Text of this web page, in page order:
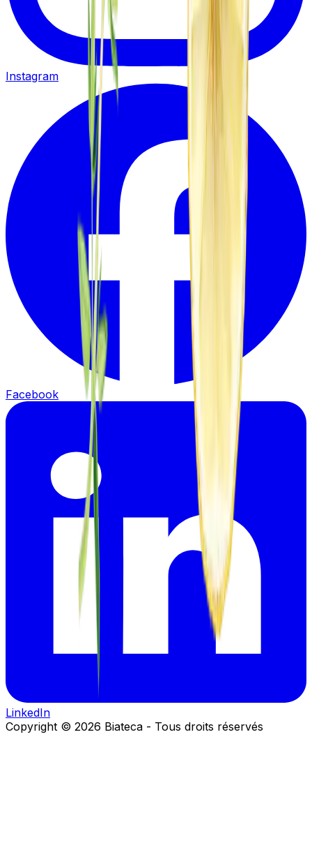
Instagram
Facebook
LinkedIn
Copyright © 2026 Biateca - Tous droits réservés